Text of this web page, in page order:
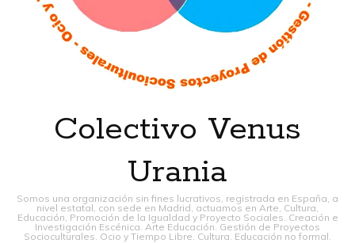
Colectivo Venus
Urania
Somos una organización sin fines lucrativos, registrada en España, a
nivel estatal, con sede en Madrid, actuamos en Arte, Cultura,
Educación, Promoción de la Igualdad y Proyecto Sociales. Creación e
Investigación Escénica. Arte Educación. Gestión de Proyectos
Socioculturales. Ocio y Tiempo Libre. Cultura. Educación no formal.